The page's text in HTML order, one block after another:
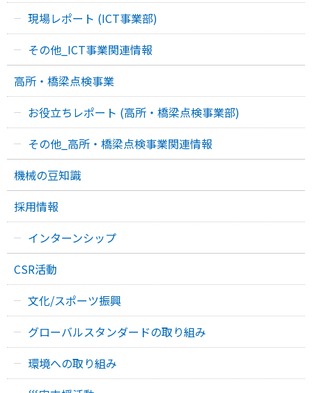
現場レポート (ICT事業部)
その他_ICT事業関連情報
高所・橋梁点検事業
お役立ちレポート (高所・橋梁点検事業部)
その他_高所・橋梁点検事業関連情報
機械の豆知識
採用情報
インターンシップ
CSR活動
文化/スポーツ振興
グローバルスタンダードの取り組み
環境への取り組み